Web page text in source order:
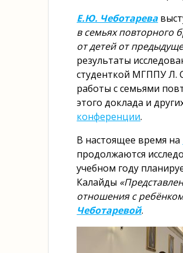
Е.Ю. Чеботарева
в семьях повторного
от детей от
результаты
студенткой МГППУ Л.
работы с семьями
этого доклада и
конференции.
В настоящее время на
продолжаются
учебном году
Калайды
отношения с
Чеботаревой.